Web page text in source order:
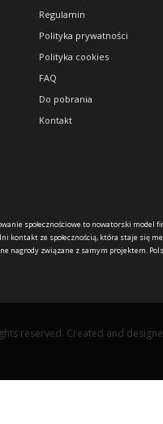
Regulamin
Polityka prywatności
Polityka cookies
FAQ
Do pobrania
Kontakt
społecznościowe to nowatorski model
kontakt ze społecznością, która staje się
nagrody związane z samym projektem.
reserved. Created and